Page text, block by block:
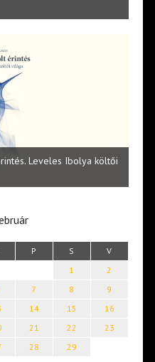
Leveles Ibolya költői
P S V
1
2
7 8
9
14 15
16
21 22
23
28 29